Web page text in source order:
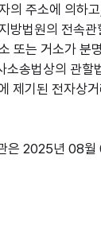
의 주소에 의하
방법원의 전속관
또는 거소가 분
소송법상의 관할
제기된 전자상
은 2025년 08월